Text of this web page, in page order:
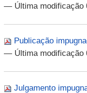
— Última modificação
Publicação
— Última modificação
Julgamento